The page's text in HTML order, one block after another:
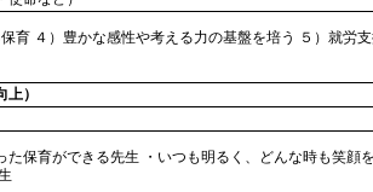
育 ４）豊かな感性や考える力の基盤を培う ５）就労
）
た保育ができる先生 ・いつも明るく、どんな時も笑